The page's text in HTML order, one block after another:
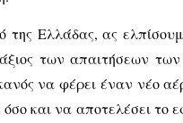
της Ελλάδας, ας
των απαιτήσεων
να φέρει έναν νέο
και να αποτελέσει το